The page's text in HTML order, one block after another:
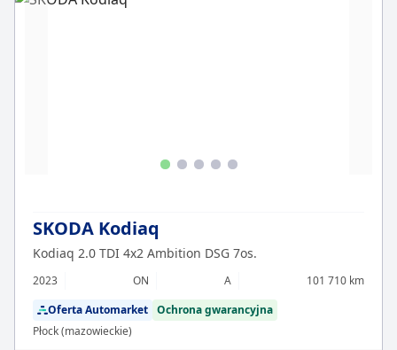
SKODA Kodiaq
Kodiaq 2.0 TDI 4x2 Ambition DSG 7os.
2023 ON A
101 710 km
Oferta Automarket Ochrona gwarancyjna
Płock (mazowieckie)